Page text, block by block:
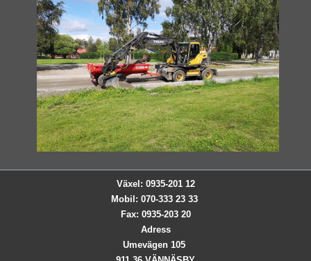
Växel: 0935-201 12
Mobil: 070-333 23 33
Fax: 0935-203 20
Adress
Umevägen 105